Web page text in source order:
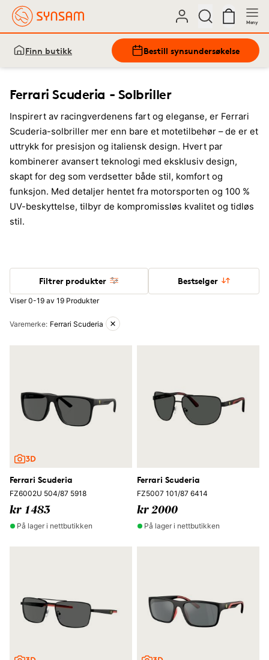
Meny
Finn butikk Bestill synsundersøkelse
Ferrari Scuderia - Solbriller
Inspirert av racingverdenens fart og eleganse, er Ferrari
Scuderia-solbriller mer enn bare et motetilbehør – de er et
uttrykk for presisjon og italiensk design. Hvert par
kombinerer avansert teknologi med eksklusiv design,
skapt for deg som verdsetter både stil, komfort og
funksjon. Med detaljer hentet fra motorsporten og 100 %
UV-beskyttelse, tilbyr de kompromissløs kvalitet og tidløs
stil.
Filtrer produkter Bestselger
Viser 0-19 av 19 Produkter
Aktive filtre
Varemerke: Ferrari Scuderia
Ferrari Scuderia
FZ6002U 504/87 5918
kr 1483
På lager i nettbutikken
Ferrari Scuderia
FZ5007 101/87 6414
kr 2000
På lager i nettbutikken